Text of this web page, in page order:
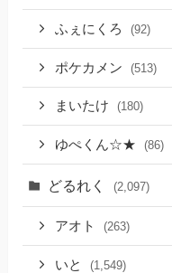
ふぇにくろ (92)
ポケカメン (513)
まいたけ (180)
ゆぺくん☆★ (86)
どるれく (2,097)
アオト (263)
いと (1,549)